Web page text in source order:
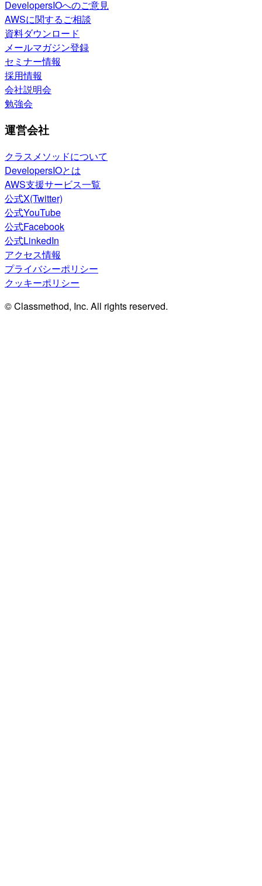
DevelopersIOへのご意見
AWSに関するご相談
資料ダウンロード
メールマガジン登録
セミナー情報
採用情報
会社説明会
勉強会
運営会社
クラスメソッドについて
DevelopersIOとは
AWS支援サービス一覧
公式X(Twitter)
公式YouTube
公式Facebook
公式LinkedIn
アクセス情報
プライバシーポリシー
クッキーポリシー
© Classmethod, Inc. All rights reserved.